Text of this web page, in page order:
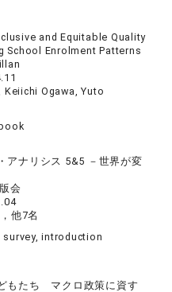
and Equitable Quality
School Enrolment Patterns
Keiichi Ogawa, Yuto
アナリシス 5&5 －世界が変
会
他7名
survey, introduction
もたち マクロ政策に資す